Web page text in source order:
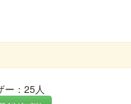
ー：25人